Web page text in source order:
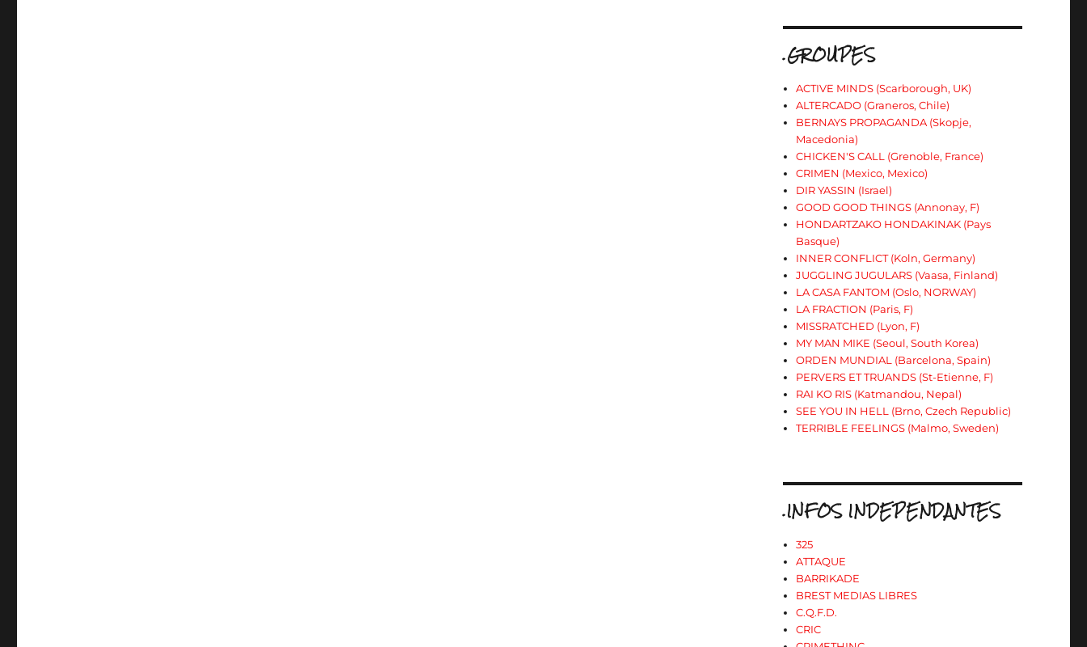
.GROUPES
ACTIVE MINDS (Scarborough, UK)
ALTERCADO (Graneros, Chile)
BERNAYS PROPAGANDA (Skopje,
Macedonia)
CHICKEN'S CALL (Grenoble, France)
CRIMEN (Mexico, Mexico)
DIR YASSIN (Israel)
GOOD GOOD THINGS (Annonay, F)
HONDARTZAKO HONDAKINAK (Pays
Basque)
INNER CONFLICT (Koln, Germany)
JUGGLING JUGULARS (Vaasa, Finland)
LA CASA FANTOM (Oslo, NORWAY)
LA FRACTION (Paris, F)
MISSRATCHED (Lyon, F)
MY MAN MIKE (Seoul, South Korea)
ORDEN MUNDIAL (Barcelona, Spain)
PERVERS ET TRUANDS (St-Etienne, F)
RAI KO RIS (Katmandou, Nepal)
SEE YOU IN HELL (Brno, Czech Republic)
TERRIBLE FEELINGS (Malmo, Sweden)
.INFOS INDEPENDANTES
325
ATTAQUE
BARRIKADE
BREST MEDIAS LIBRES
C.Q.F.D.
CRIC